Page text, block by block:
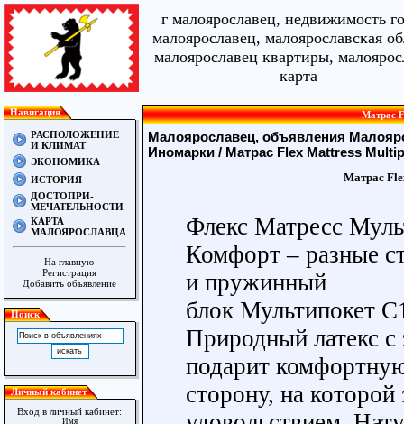
г малоярославец, недвижимость
малоярославец, малоярославская
малоярославец квартиры,
карта
Навигация
РАСПОЛОЖЕНИЕ
И КЛИМАТ
ЭКОНОМИКА
ИСТОРИЯ
ДОСТОПРИ-
МЕЧАТЕЛЬНОСТИ
КАРТА
МАЛОЯРОСЛАВЦА
На главную
Регистрация
Добавить объявление
Поиск
Личный кабинет
Вход в личный кабинет:
Имя
Матрас
Малоярославец, объявления
Иномарки / Матрас Flex Mattress
Матрас
Флекс Матресс
Комфорт – разные
и пружинный
блок Мультипокет
Природный латекс с
подарит
сторону, на